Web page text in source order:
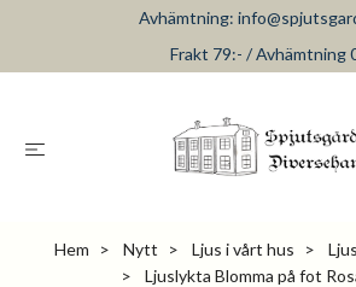
Avhämtning:
Frakt 79:- / Avhämtning
Hem Nytt Ljus i vårt hus
Ljuslykta Blomma på fot